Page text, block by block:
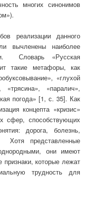
многих синонимов
реализации данного
вычленены наиболее
Словарь «Русская
такие метафоры, как
«глухой
«трясина», «паралич»,
погода» [1, с. 35]. Как
концепта «кризис»
сфер, способствующих
дорога, болезнь,
Хотя представленные
они имеют
которые лежат
трудность для